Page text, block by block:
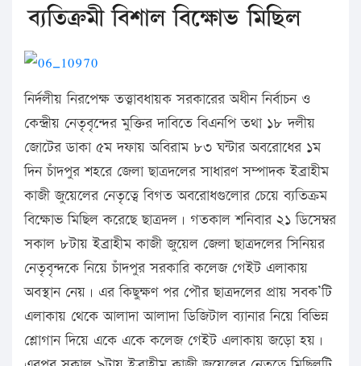
ব্যতিক্রমী বিশাল বিক্ষোভ মিছিল
নির্দলীয় নিরপেক্ষ তত্ত্বাবধায়ক সরকারের অধীন নির্বাচন ও
কেন্দ্রীয় নেতৃবৃন্দের মুক্তির দাবিতে বিএনপি তথা ১৮ দলীয়
জোটের ডাকা ৫ম দফায় অবিরাম ৮৩ ঘন্টার অবরোধের ১ম
দিন চাঁদপুর শহরে জেলা ছাত্রদলের সাধারণ সম্পাদক ইব্রাহীম
কাজী জুয়েলের নেতৃত্বে বিগত অবরোধগুলোর চেয়ে ব্যতিক্রম
বিক্ষোভ মিছিল করেছে ছাত্রদল। গতকাল শনিবার ২১ ডিসেম্বর
সকাল ৮টায় ইব্রাহীম কাজী জুয়েল জেলা ছাত্রদলের সিনিয়র
নেতৃবৃন্দকে নিয়ে চাঁদপুর সরকারি কলেজ গেইট এলাকায়
অবস্থান নেয়। এর কিছুক্ষণ পর পৌর ছাত্রদলের প্রায় সবক’টি
এলাকায় থেকে আলাদা আলাদা ডিজিটাল ব্যানার নিয়ে বিভিন্ন
শ্লোগান দিয়ে একে একে কলেজ গেইট এলাকায় জড়ো হয়।